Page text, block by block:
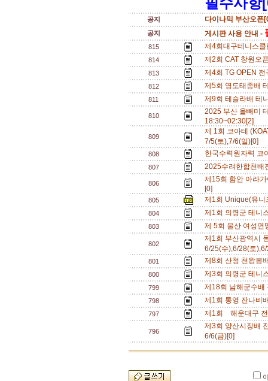
공지 다이나믹 부산오픈
공지 게시판 사용 안내 -
815 제4회대구테니스
814 제2회 CAT 창원오
813 제4회 TG OPEN
812 제5회 영도태종배
811 제9회 테슬라배 테
810
2025 부산 올빼미
18:30~02:30[2]
809
제 1회 코아테
7/5(토),7/6(일)[0]
808 한국수력원자력 코
807 2025수려한합천배
806
제15회 함안 아라
[0]
805 제1회 Unique(유
804 제1회 의령군 테니
803 제 5회 울산 여성
802
제1회 부산광역시
6/25(수),6/28(토
801 제8회 산청 천왕봉
800 제3회 의령군 테니
799 제18회 남해군수
798 제1회 통영 잔나비
797 제1회 해운대구
796
제3회 양산시장배
6/6(금)[0]